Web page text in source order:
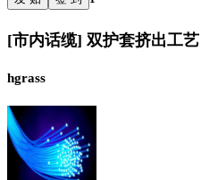
[市内话缆] 双护套挤出工艺
hgrass